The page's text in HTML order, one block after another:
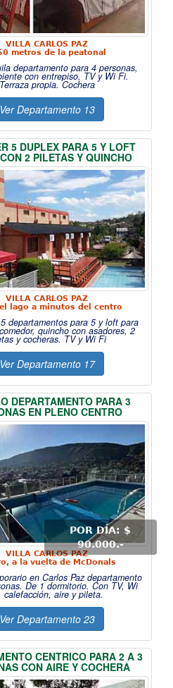
VILLA CARLOS PAZ
metros de la peatonal
departamento para 4 personas,
con entrepiso, TV y Wi Fi.
Terraza propia. Cochera
Ver Departamento 13
5 DUPLEX PARA 5 Y LOFT
2 PILETAS Y QUINCHO
VILLA CARLOS PAZ
lago a minutos del centro
departamentos para 5 y loft para
quincho con asadores, 2
y cocheras. TV y Wi Fi
Ver Departamento 17
DEPARTAMENTO PARA 3
EN PLENO CENTRO
VILLA CARLOS PAZ
a la vuelta de McDonals
POR DÍA: $
90.000.-
en Carlos Paz departamento
De 1 dormitorio. Con TV, Wi
calefacción, aire y pileta.
Ver Departamento 23
CENTRICO PARA 2 A 3
CON AIRE Y COCHERA